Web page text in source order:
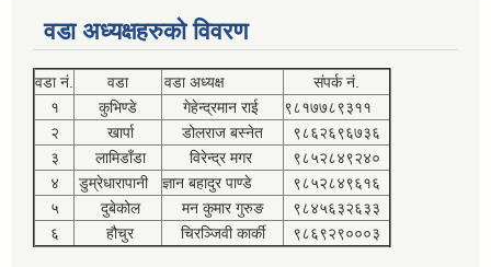
वडा अध्यक्षहरुको विवरण
वडा नं. वडा वडा अध्यक्ष
संपर्क नं.
१
कुभिण्डे गेहेन्द्रमान राई
९८१७७८९३११
२
खार्पा डोलराज बस्नेत
९८६२६९६७३६
३
लामिडाँडा विरेन्द्र मगर
९८५२८४९२४०
४
डुम्रेधारापानी ज्ञान बहादुर पाण्डे
९८५२८४९६१६
५
दुबेकोल मन कुमार गुरुङ
९८४५६३२६३३
६
हौचुर चिरञ्जिवी कार्की ९८६९२९०००३